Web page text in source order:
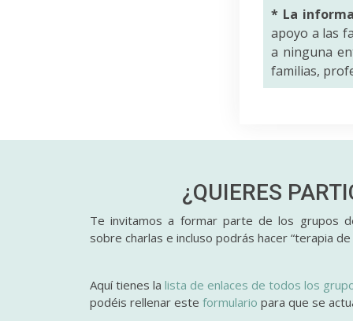
* La
apoyo a las
a ninguna
familias,
¿QUIERES
Te invitamos a formar parte de los grupos
sobre charlas e incluso podrás hacer “terapia de
Aquí tienes lalista de enlaces de todos los
podéis rellenar este formulario para que se